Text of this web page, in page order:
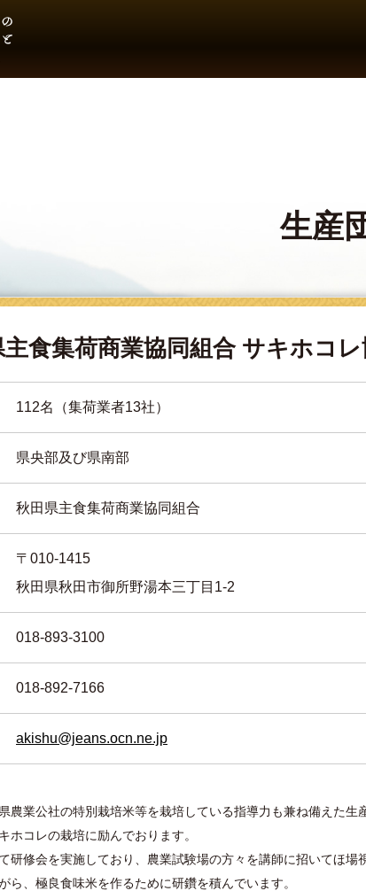
生産
主食集荷商業協同組合 サキホコ
112名（集荷業者13社）
県央部及び県南部
秋田県主食集荷商業協同組合
〒010-1415
秋田県秋田市御所野湯本三丁目1-2
018-893-3100
018-892-7166
akishu@jeans.ocn.ne.jp
農業公社の特別栽培米等を栽培している指導力も兼ね備えた
ホコレの栽培に励んでおります。
研修会を実施しており、農業試験場の方々を講師に招いてほ
ら、極良食味米を作るために研鑽を積んでいます。